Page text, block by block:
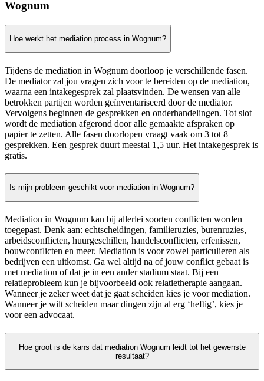
Wognum
Hoe werkt het mediation process in Wognum?
Tijdens de mediation in Wognum doorloop je verschillende fasen.
De mediator zal jou vragen zich voor te bereiden op de mediation,
waarna een intakegesprek zal plaatsvinden. De wensen van alle
betrokken partijen worden geïnventariseerd door de mediator.
Vervolgens beginnen de gesprekken en onderhandelingen. Tot slot
wordt de mediation afgerond door alle gemaakte afspraken op
papier te zetten. Alle fasen doorlopen vraagt vaak om 3 tot 8
gesprekken. Een gesprek duurt meestal 1,5 uur. Het intakegesprek is
gratis.
Is mijn probleem geschikt voor mediation in Wognum?
Mediation in Wognum kan bij allerlei soorten conflicten worden
toegepast. Denk aan: echtscheidingen, familieruzies, burenruzies,
arbeidsconflicten, huurgeschillen, handelsconflicten, erfenissen,
bouwconflicten en meer. Mediation is voor zowel particulieren als
bedrijven een uitkomst. Ga wel altijd na of jouw conflict gebaat is
met mediation of dat je in een ander stadium staat. Bij een
relatieprobleem kun je bijvoorbeeld ook relatietherapie aangaan.
Wanneer je zeker weet dat je gaat scheiden kies je voor mediation.
Wanneer je wilt scheiden maar dingen zijn al erg ‘heftig’, kies je
voor een advocaat.
Hoe groot is de kans dat mediation Wognum leidt tot het gewenste
resultaat?